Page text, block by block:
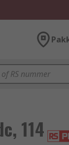
114